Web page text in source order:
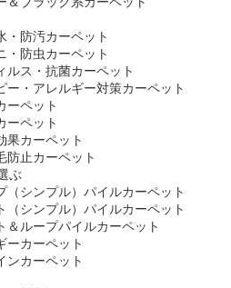
・防汚カーペット
・防虫カーペット
ルス・抗菌カーペット
ー・アレルギー対策カーペット
ーペット
ーペット
果カーペット
防止カーペット
ぶ
（シンプル）パイルカーペット
（シンプル）パイルカーペット
＆ループパイルカーペット
ーカーペット
ンカーペット